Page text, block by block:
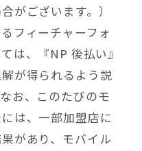
がございます。）
フィーチャーフォ
は、『NP 後払い』
が得られるよう説
お、このたびのモ
は、一部加盟店に
があり、モバイル